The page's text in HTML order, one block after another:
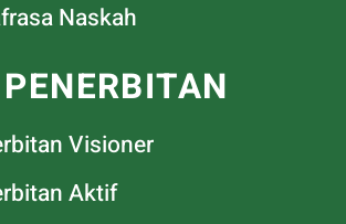
Naskah
Visioner
Aktif